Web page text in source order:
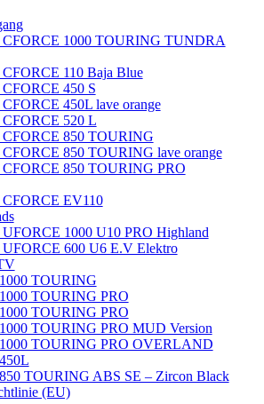
1000 TOURING TUNDRA
110 Baja Blue
450 S
450L lave orange
520 L
850 TOURING
850 TOURING lave orange
850 TOURING PRO
EV110
1000 U10 PRO Highland
600 U6 E.V Elektro
TOURING
TOURING PRO
TOURING PRO
TOURING PRO MUD Version
TOURING PRO OVERLAND
TOURING ABS SE – Zircon Black
(EU)